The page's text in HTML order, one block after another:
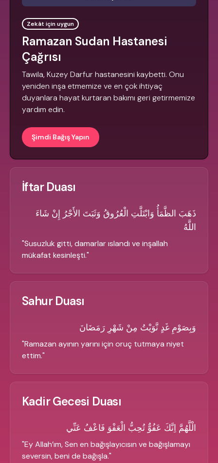
Zekât için uygun
Ramazan Sudan Hastanesi
Çağrısı
Tawila, Kuzey Darfur hastanesini kaybetti. Onu
yeniden inşa etmemize ve en çok ihtiyaç
duyanlara hayat kurtaran bakımı geri getirmemize
yardım edin.
Şimdi Bağış Yapın
İftar Duası
ذَهَبَ الظَّمَأُ وَابْتَلَّتِ الْعُرُوقُ وَثَبَتَ الأَجْرُ إِنْ شَاءَ
اللَّهُ
"Susuzluk gitti, damarlar ıslandı ve inşallah
mükafat kesinleşti."
Sahur Duası
وَبِصَوْمِ غَدٍ نَّوَيْتُ مِنْ شَهْرِ رَمَضَانَ
"Ramazan ayının yarını için oruç tutmaya niyet
ettim."
Kadir Gecesi Duası
الْلَّهُمَّ اِنَّكَ عَفُوٌّ تُحِبُّ الْعَفْوَ فَاعْفُ عَنِّي
"Ey Allah’ım, Sen en bağışlayıcısın ve bağışlamayı
seversin, beni de bağışla."